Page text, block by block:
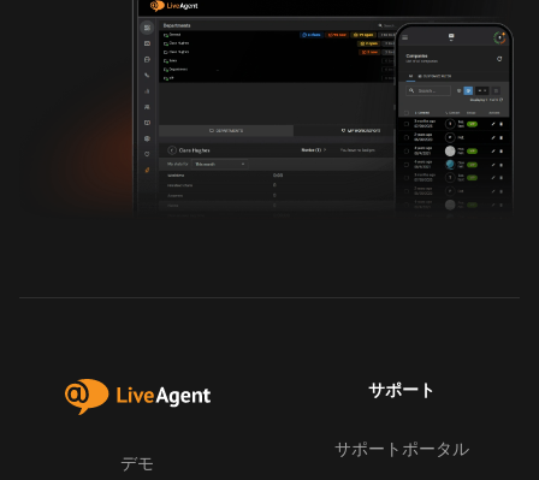
デモ
サポート
サポートポータル